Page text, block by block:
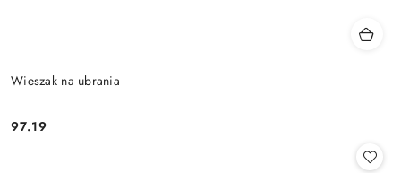
Wieszak na ubrania
Cena:
97.19